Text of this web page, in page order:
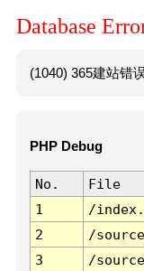
Database
(1040) 365建站错
PHP Debug
No. File
1
/
2
/
3
/